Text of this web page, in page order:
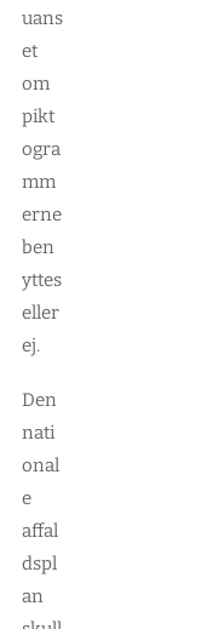
uans
et
om
pikt
ogra
mm
erne
ben
yttes
eller
ej.
Den
nati
onal
e
affal
dspl
an